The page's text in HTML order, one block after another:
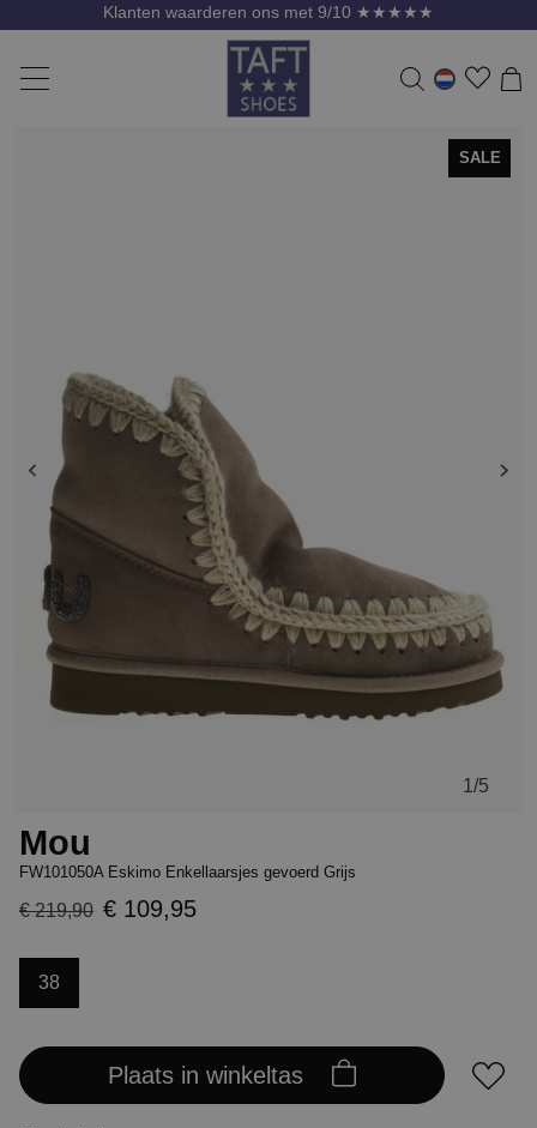
Klanten waarderen ons met 9/10 ★★★★★
1 /5
SALE
Mou
FW101050A Eskimo Enkellaarsjes gevoerd Grijs
€ 219,90 € 109,95
38
Plaats in winkeltas